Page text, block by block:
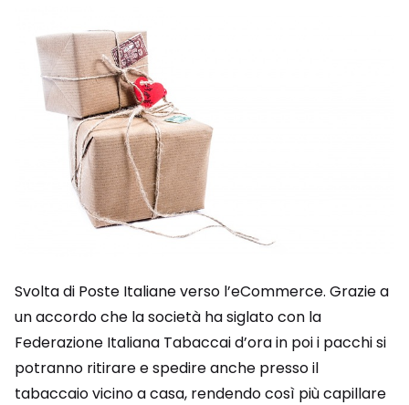
Svolta di Poste Italiane verso l’eCommerce. Grazie a
un accordo che la società ha siglato con la
Federazione Italiana Tabaccai d’ora in poi i pacchi si
potranno ritirare e spedire anche presso il
tabaccaio vicino a casa, rendendo così più capillare